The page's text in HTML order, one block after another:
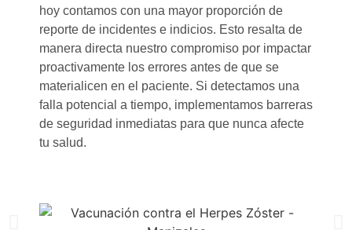
hoy contamos con una mayor proporción de
reporte de incidentes e indicios. Esto resalta de
manera directa nuestro compromiso por impactar
proactivamente los errores antes de que se
materialicen en el paciente. Si detectamos una
falla potencial a tiempo, implementamos barreras
de seguridad inmediatas para que nunca afecte
tu salud.